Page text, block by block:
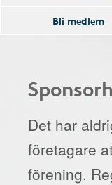
Bli medlem
Det har
företagare
förening.